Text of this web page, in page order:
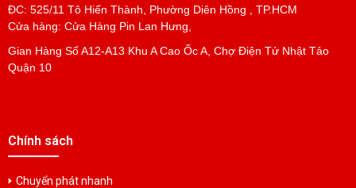
ĐC: 525/11 Tô Hiến Thành, Phường Diên Hồng , TP.HCM
Cửa hàng: Cửa Hàng Pin Lan Hưng,
Gian Hàng Số A12-A13 Khu A Cao Ốc A, Chợ Điện Tử Nhật Tảo
Quận 10
Chính sách
Chuyển phát nhanh